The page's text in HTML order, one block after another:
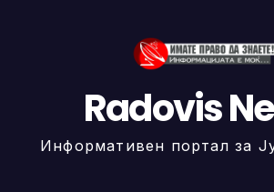
Radovis
Информативен портал за